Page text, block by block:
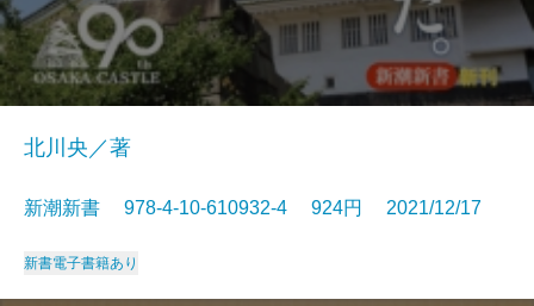
北川央／著
新潮新書 978-4-10-610932-4 924円 2021/12/17
新書電子書籍あり